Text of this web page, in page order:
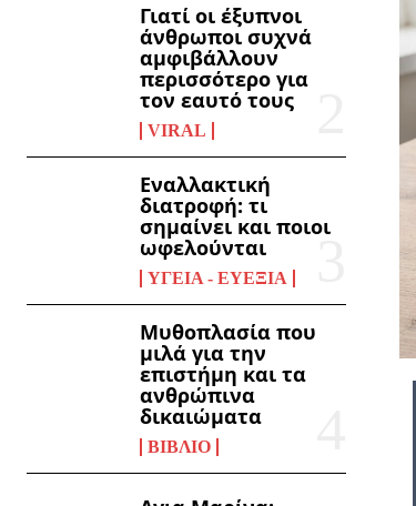
Γιατί οι έξυπνοι
άνθρωποι συχνά
αμφιβάλλουν
περισσότερο για
τον εαυτό τους
VIRAL
Εναλλακτική
διατροφή: τι
σημαίνει και ποιοι
ωφελούνται
ΥΓΕΊΑ - ΕΥΕΞΊΑ
Μυθοπλασία που
μιλά για την
επιστήμη και τα
ανθρώπινα
δικαιώματα
ΒΙΒΛΊΟ